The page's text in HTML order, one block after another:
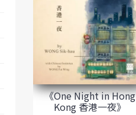
《One Night in Hong
Kong 香港一夜》